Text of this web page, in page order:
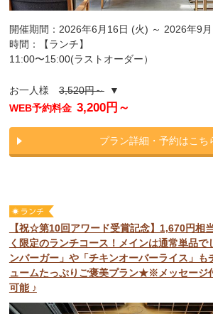
開催期間：2026年6月16日 (火) ～ 2026年9
時間：【ランチ】
11:00〜15:00(ラストオーダー）
お一人様3,520円～▼
WEB予約料金 3,200円～
プラン詳細・予約はこち
【祝☆第10回アワード受賞記念】1,670円相
く限定のランチコース！メインは通常単品で
ンバーガー」や「チキンオーバーライス」
ュームたっぷりご褒美プラン★※メッセージ
可能 ♪